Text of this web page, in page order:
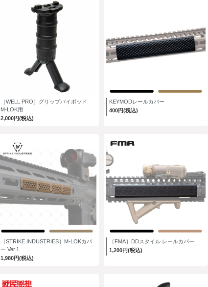
［WELL PRO］グリップバイポッド
M-LOK用
2,000円(税込)
KEYMODレールカバー
400円(税込)
［STRIKE INDUSTRIES］M-LOKカバ
ー Ver.1
1,980円(税込)
［FMA］DDスタイル レールカバー
1,200円(税込)